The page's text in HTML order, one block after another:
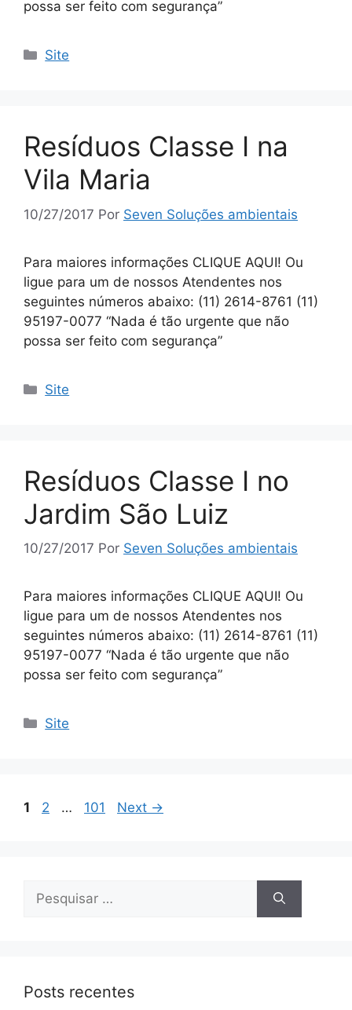
possa ser feito com segurança”
Site
Resíduos Classe I na
Vila Maria
10/27/2017 Por Seven Soluções ambientais
Para maiores informações CLIQUE AQUI! Ou
ligue para um de nossos Atendentes nos
seguintes números abaixo: (11) 2614-8761 (11)
95197-0077 “Nada é tão urgente que não
possa ser feito com segurança”
Site
Resíduos Classe I no
Jardim São Luiz
10/27/2017 Por Seven Soluções ambientais
Para maiores informações CLIQUE AQUI! Ou
ligue para um de nossos Atendentes nos
seguintes números abaixo: (11) 2614-8761 (11)
95197-0077 “Nada é tão urgente que não
possa ser feito com segurança”
Site
1 2 … 101 Next →
Posts recentes